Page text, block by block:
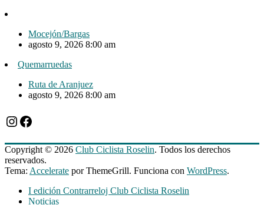
Mocejón/Bargas
agosto 9, 2026 8:00 am
Quemarruedas
Ruta de Aranjuez
agosto 9, 2026 8:00 am
Instagram
Facebook
Copyright © 2026 Club Ciclista Roselin. Todos los derechos
reservados.
Tema: Accelerate por ThemeGrill. Funciona con WordPress.
I edición Contrarreloj Club Ciclista Roselin
Noticias